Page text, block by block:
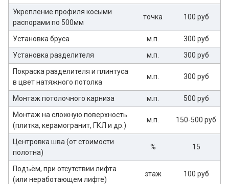
Укрепление профиля косыми
распорами по 500мм
точка 100 руб
Установка бруса м.п.
300 руб
Установка разделителя
м.п.
300 руб
Покраска разделителя и плинтуса
в цвет натяжного потолка
м.п. 300 руб
Монтаж потолочного карниза м.п.
500 руб
Монтаж на сложную поверхность
(плитка, керамогранит, ГКЛ и др.)
м.п. 150-500 руб
Центровка шва (от стоимости
полотна)
% 15
Подъём, при отсутствии лифта
(или неработающем лифте)
этаж 100 руб